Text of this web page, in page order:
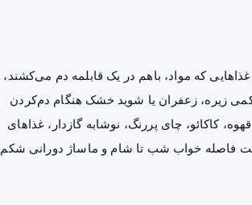
که مواد، باهم در یک قابلمه دم می‌کشند،
زیره، زعفران یا شوید خشک هنگام دم‌کردن
کاکائو، چای پررنگ، نوشابه گازدار، غذاهای
فاصله خواب شب تا شام و ماساژ دورانی شکم